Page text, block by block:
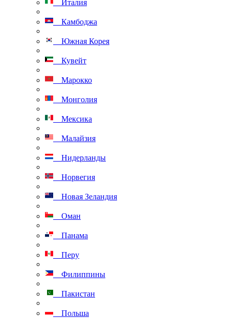
Италия
Камбоджа
Южная Корея
Кувейт
Марокко
Монголия
Мексика
Малайзия
Нидерланды
Норвегия
Новая Зеландия
Оман
Панама
Перу
Филиппины
Пакистан
Польша